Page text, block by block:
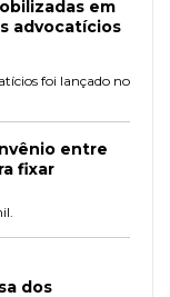
em
advocatícios
foi lançado no
entre
fixar
dos